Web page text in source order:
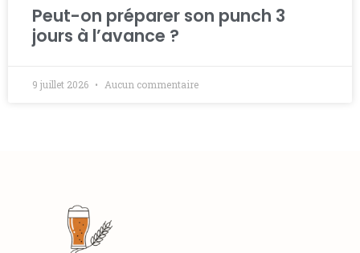
Peut-on préparer son punch 3
jours à l’avance ?
9 juillet 2026 Aucun commentaire